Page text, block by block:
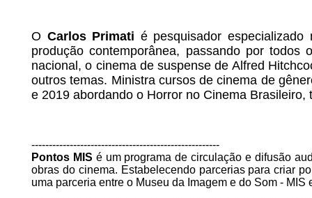
O Carlos Primati é pesquisador
produção contemporânea, passando por
nacional, o cinema de suspense de Alfred
outros temas. Ministra cursos de cinema de
e 2019 abordando o Horror no Cinema
------------------------------------------------------
Pontos MIS é um programa de circulação e difusão
obras do cinema. Estabelecendo parcerias para criar
uma parceria entre o Museu da Imagem e do Som - MIS